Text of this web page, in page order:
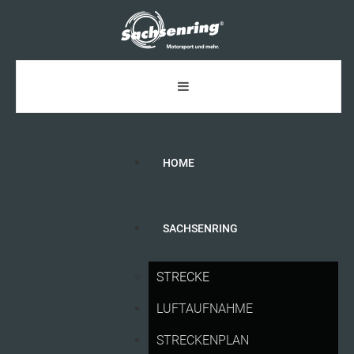
HOME
SACHSENRING
STRECKE
LUFTAUFNAHME
STRECKENPLAN
MASTERS SACHSENRING